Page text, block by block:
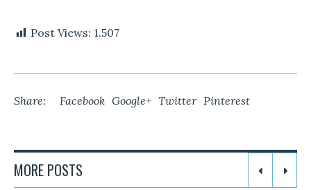
Post Views: 1.507
Share: Facebook Google+ Twitter Pinterest
MORE POSTS